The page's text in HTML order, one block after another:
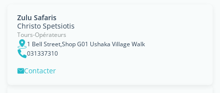
Zulu Safaris
Christo Spetsiotis
Tours-Opérateurs
1 Bell Street,Shop G01 Ushaka Village Walk
031337310
Contacter